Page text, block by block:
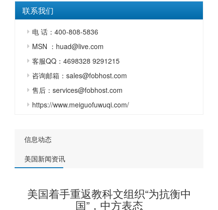
联系我们
电 话：400-808-5836
MSN ：huad@live.com
客服QQ：4698328 9291215
咨询邮箱：sales@fobhost.com
售后：services@fobhost.com
https://www.meiguofuwuqi.com/
信息动态
美国新闻资讯
美国着手重返教科文组织“为抗衡中
国”，中方表态